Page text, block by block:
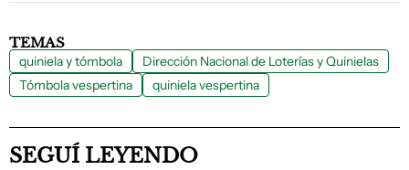
TEMAS
quiniela y tómbola
Dirección Nacional de Loterías y Quinielas
Tómbola vespertina
quiniela vespertina
SEGUÍ LEYENDO